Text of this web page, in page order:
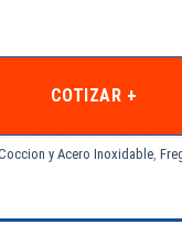
COTIZAR +
y Acero Inoxidable,